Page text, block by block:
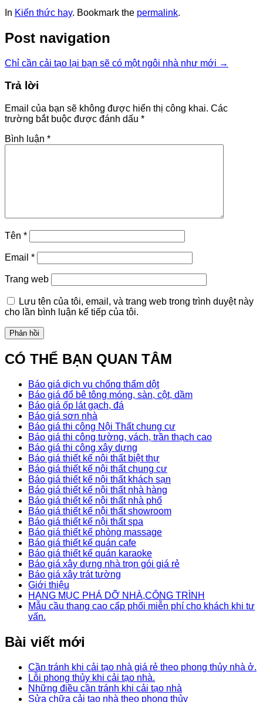
In Kiến thức hay. Bookmark the permalink.
Post navigation
Chỉ cần cải tạo lại bạn sẽ có một ngôi nhà như mới →
Trả lời
Email của bạn sẽ không được hiển thị công khai. Các
trường bắt buộc được đánh dấu *
Bình luận *
Tên *
Email *
Trang web
Lưu tên của tôi, email, và trang web trong trình duyệt này
cho lần bình luận kế tiếp của tôi.
CÓ THỂ BẠN QUAN TÂM
Báo giá dịch vụ chống thấm dột
Báo giá đổ bê tông móng, sàn, cột, dầm
Báo giá ốp lát gạch, đá
Báo giá sơn nhà
Báo giá thi công Nội Thất chung cư
Báo giá thi công tường, vách, trần thạch cao
Báo giá thi công xây dựng
Báo giá thiết kế nội thất biệt thự
Báo giá thiết kế nội thất chung cư
Báo giá thiết kế nội thất khách sạn
Báo giá thiết kế nội thất nhà hàng
Báo giá thiết kế nội thất nhà phố
Báo giá thiết kế nội thất showroom
Báo giá thiết kế nội thất spa
Báo giá thiết kế phòng massage
Báo giá thiết kế quán cafe
Báo giá thiết kế quán karaoke
Báo giá xây dựng nhà trọn gói giá rẻ
Báo giá xây trát tường
Giới thiệu
HẠNG MỤC PHÁ DỠ NHÀ,CÔNG TRÌNH
Mẫu cầu thang cao cấp phối miễn phí cho khách khi tư
vấn.
Bài viết mới
Cần tránh khi cải tạo nhà giá rẻ theo phong thủy nhà ở.
Lỗi phong thủy khi cải tạo nhà.
Những điều cần tránh khi cải tạo nhà
Sửa chữa cải tạo nhà theo phong thủy